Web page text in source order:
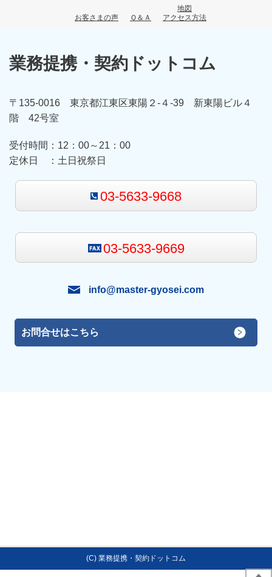
お客さまの声 Ｑ＆Ａ
地図
アクセス方法
業務提携・契約ドットコム
〒135-0016 東京都江東区東陽２-４-39 新東陽ビル４
階 42号室
受付時間：12 ：00～21：00
定休日 ： 土日祝祭日
03-5633-9668
03-5633-9669
info@master-gyosei.com
お問合せはこちら
(C) 業務提携・契約ドットコム